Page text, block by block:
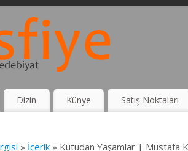
Dizin Künye Satış Noktaları
» İçerik » Kutudan Yaşamlar | Mustafa